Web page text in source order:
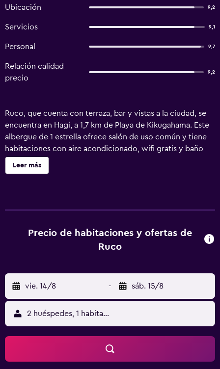
Ubicación 9,2
Servicios 9,1
Personal 9,7
Relación calidad-
precio
9,2
Ruco, que cuenta con terraza, bar y vistas a la ciudad, se
encuentra en Hagi, a 1,7 km de Playa de Kikugahama. Este
albergue de 1 estrella ofrece salón de uso común y tiene
habitaciones con aire acondicionado, wifi gratis y baño
compartido. El alojamiento ofrece cocina compartida y
guardaequipaje. En el albergue, todas las habitaciones
Leer más
Precio de habitaciones y ofertas de
Ruco
vie. 14/8 - sáb. 15/8
2 huéspedes, 1 habitación